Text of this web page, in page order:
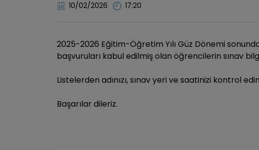
10/02/2026 17:20
2025-2026 Eğitim-Öğretim Yılı Güz Dönemi
başvuruları kabul edilmiş olan öğrencilerin sınav
Listelerden adınızı, sınav yeri ve saatinizi kontrol
Başarılar dileriz.